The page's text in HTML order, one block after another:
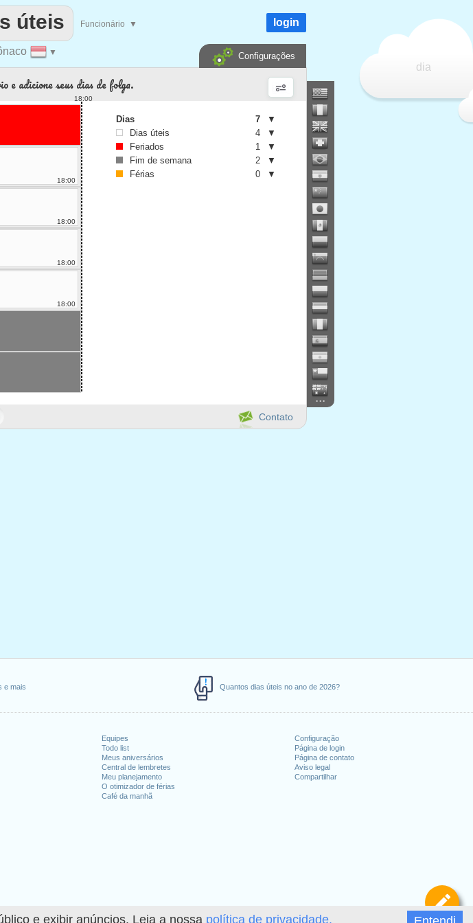
e exibir anúncios. Leia a nossa política de privacidade.
e mais Quantos dias úteis no ano de 2026?
Equipes
Todo list
Meus aniversários
Central de lembretes
Meu planejamento
O otimizador de férias
Café da manhã
Configuração
Página de login
Página de contato
Aviso legal
Compartilhar
dia
▼
úteis Funcionário ▼ login
Configurações
...
Contato
e adicione seus dias de folga.
18:00
18:00
18:00
18:00
18:00
Dias 7
▼
Dias úteis
4
▼
Feriados
1
▼
Fim de semana
2
▼
Férias
0 ▼